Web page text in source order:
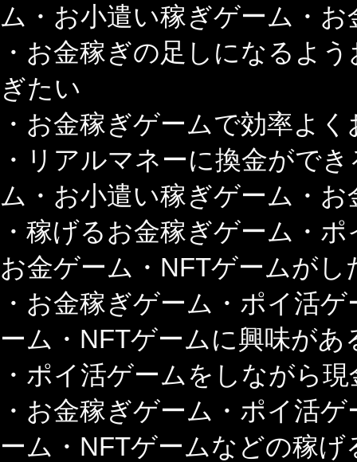
ム・お小遣い稼ぎゲーム・
・お金稼ぎの足しになるよ
ぎたい
・お金稼ぎゲームで効率よ
・リアルマネーに換金がで
ム・お小遣い稼ぎゲーム・
・稼げるお金稼ぎゲーム・
お金ゲーム・NFTゲームがし
・お金稼ぎゲーム・ポイ活
ーム・NFTゲームに興味があ
・ポイ活ゲームをしながら
・お金稼ぎゲーム・ポイ活
ーム・NFTゲームなどの稼